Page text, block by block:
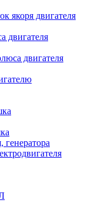
якоря двигателя
двигателя
двигателя
генератора